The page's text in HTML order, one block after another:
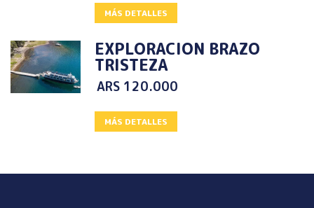
MÁS DETALLES
EXPLORACION BRAZO
TRISTEZA
ARS 120.000
MÁS DETALLES